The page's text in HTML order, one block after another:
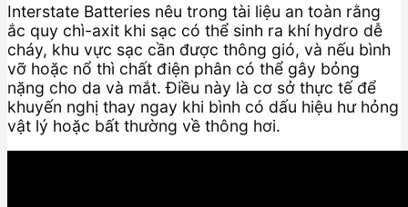
Interstate Batteries nêu trong tài liệu an toàn rằng
ắc quy chì-axit khi sạc có thể sinh ra khí hydro dễ
cháy, khu vực sạc cần được thông gió, và nếu bình
vỡ hoặc nổ thì chất điện phân có thể gây bỏng
nặng cho da và mắt. Điều này là cơ sở thực tế để
khuyến nghị thay ngay khi bình có dấu hiệu hư hỏng
vật lý hoặc bất thường về thông hơi.